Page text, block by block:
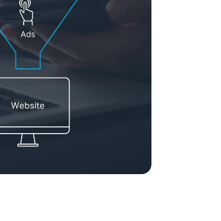
System